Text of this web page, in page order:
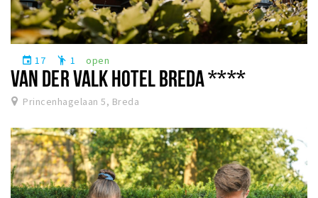
event 17 emoji_people 1 open
VAN DER VALK HOTEL BREDA ****
Princenhagelaan 5, Breda